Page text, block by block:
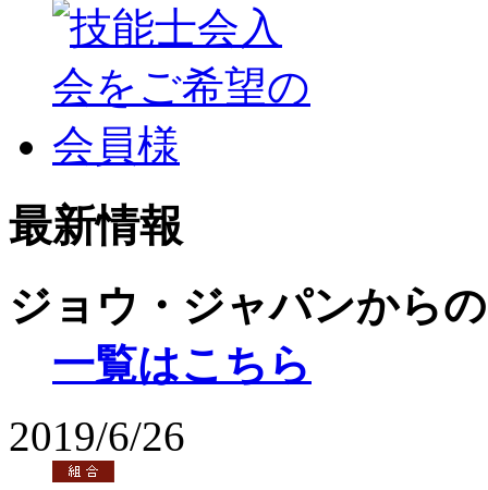
最新情報
ジョウ・ジャパンから
一覧はこちら
2019/6/26